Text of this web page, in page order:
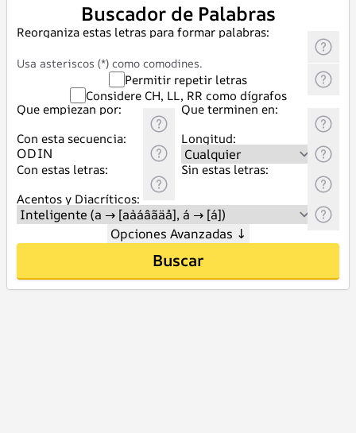
Buscador de Palabras
Reorganiza estas letras para formar palabras:
Usa asteriscos (*) como comodines.
Permitir repetir letras
Considere CH, LL, RR como dígrafos
Que empiezan por:
Que terminen en:
Con esta secuencia:
Longitud:
Con estas letras:
Sin estas letras:
Acentos y Diacríticos:
Opciones Avanzadas ↓
Buscar